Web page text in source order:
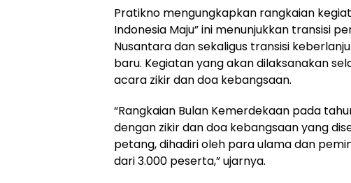
Pratikno mengungkapkan rangkaian
Indonesia Maju” ini menunjukkan transisi
Nusantara dan sekaligus transisi
baru. Kegiatan yang akan dilaksanakan
acara zikir dan doa kebangsaan.
“Rangkaian Bulan Kemerdekaan pada
dengan zikir dan doa kebangsaan yang
petang, dihadiri oleh para ulama dan
dari 3.000 peserta,” ujarnya.